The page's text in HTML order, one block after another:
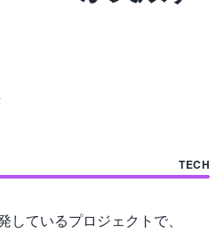
しているプロジェクトで、